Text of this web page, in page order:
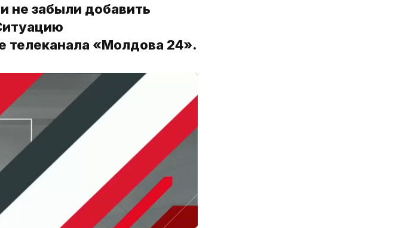
не забыли добавить
телеканала «Молдова 24».